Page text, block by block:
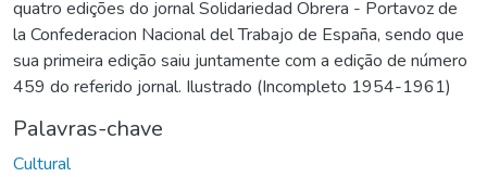
quatro edições do jornal Solidariedad Obrera - Portavoz de
la Confederacion Nacional del Trabajo de España, sendo que
sua primeira edição saiu juntamente com a edição de número
459 do referido jornal. Ilustrado (Incompleto 1954-1961)
Palavras-chave
Cultural